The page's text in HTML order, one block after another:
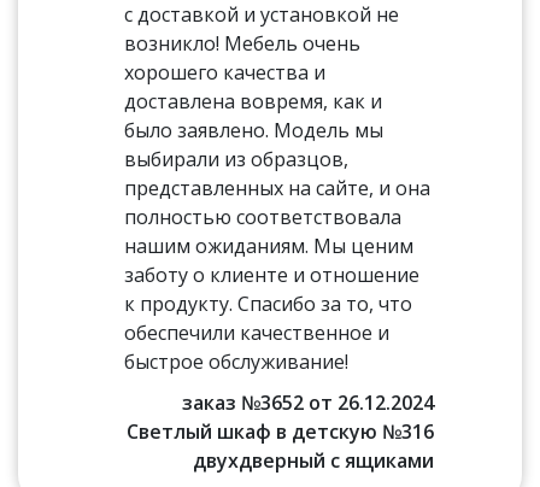
с доставкой и установкой не
возникло! Мебель очень
хорошего качества и
доставлена вовремя, как и
было заявлено. Модель мы
выбирали из образцов,
представленных на сайте, и она
полностью соответствовала
нашим ожиданиям. Мы ценим
заботу о клиенте и отношение
к продукту. Спасибо за то, что
обеспечили качественное и
быстрое обслуживание!
заказ №3652 от 26.12.2024
Светлый шкаф в детскую №316
двухдверный с ящиками